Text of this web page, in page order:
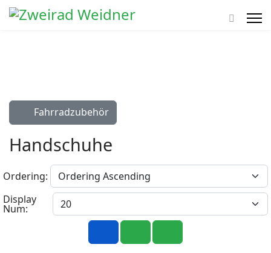
Fahrradzubehör
Handschuhe
Ordering:
Display
Num: